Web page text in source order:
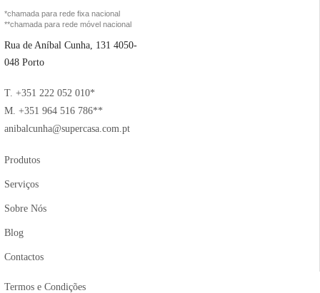
*chamada para rede fixa nacional
**chamada para rede móvel nacional
Rua de Aníbal Cunha, 131 4050-
048 Porto
T. +351 222 052 010*
M. +351 964 516 786**
anibalcunha@supercasa.com.pt
Produtos
Serviços
Sobre Nós
Blog
Contactos
Termos e Condições